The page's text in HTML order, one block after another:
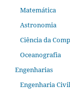
Matemática
Astronomia
Ciência da
Oceanografia
Engenharias
Engenharia Civil